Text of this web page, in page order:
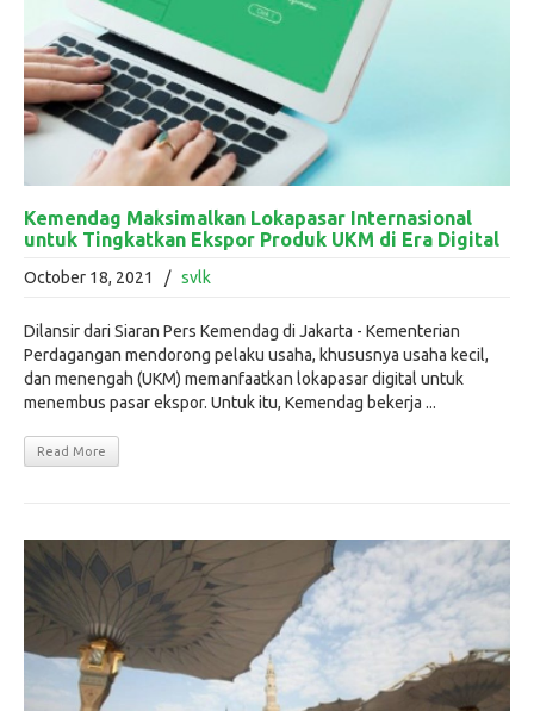
Kemendag Maksimalkan Lokapasar Internasional
untuk Tingkatkan Ekspor Produk UKM di Era Digital
October 18, 2021 / svlk
Dilansir dari Siaran Pers Kemendag di Jakarta - Kementerian
Perdagangan mendorong pelaku usaha, khususnya usaha kecil,
dan menengah (UKM) memanfaatkan lokapasar digital untuk
menembus pasar ekspor. Untuk itu, Kemendag bekerja ...
Read More